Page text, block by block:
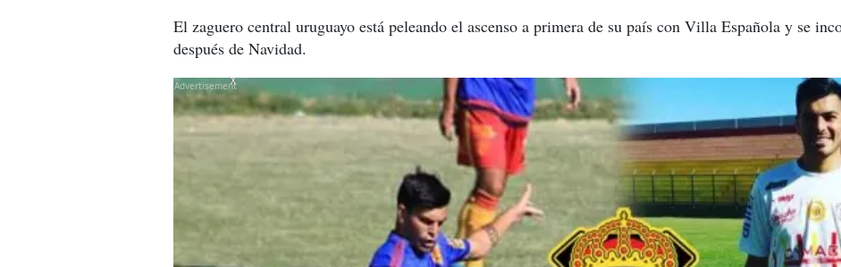
El zaguero central uruguayo está peleando el ascenso a primera de su país con Villa Española y se
después de Navidad.
X